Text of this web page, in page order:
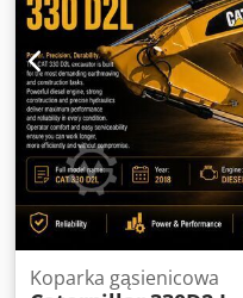
Koparka gąsienicowa